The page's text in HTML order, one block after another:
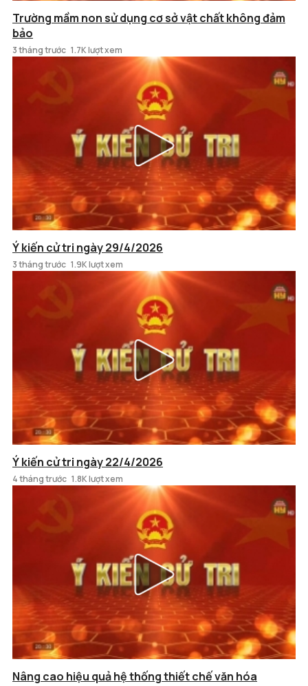
Trường mầm non sử dụng cơ sở vật chất không đảm
bảo
3 tháng trước 1.7K lượt xem
Ý kiến cử tri ngày 29/4/2026
3 tháng trước 1.9K lượt xem
Ý kiến cử tri ngày 22/4/2026
4 tháng trước 1.8K lượt xem
Nâng cao hiệu quả hệ thống thiết chế văn hóa